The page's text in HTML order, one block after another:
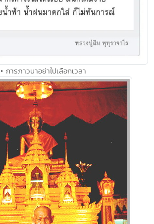
• การภาวนาอย่าไปเลือกเวลา